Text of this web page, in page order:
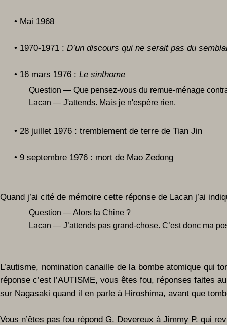
• Mai 1968
• 1970-1971 : D’un discours qui ne serait pas du
• 16 mars 1976 : Le sinthome
Question — Que pensez-vous du remue-ménage
Lacan — J'attends. Mais je n'espère rien.
• 28 juillet 1976 : tremblement de terre de Tian Jin
• 9 septembre 1976 : mort de Mao Zedong
Quand j’ai cité de mémoire cette réponse de Lacan j’ai
Question — Alors la Chine ?
Lacan — J’attends pas grand-chose. C’est donc ma
L’autisme, nomination canaille de la bombe atomique qui
réponse c’est l’AUTISME, vous êtes fou, réponses faites
sur Nagasaki quand il en parle à Hiroshima, avant que
Vous n’êtes pas fou répond G. Devereux à Jimmy P. qui